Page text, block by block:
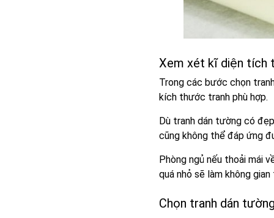
Xem xét kĩ diện tích
Trong các bước chọn
kích thước tranh phù hợp.
Dù tranh dán tường có
cũng không thể đáp ứng
Phòng ngủ nếu thoải mái
quá nhỏ sẽ làm không
Chọn tranh dán